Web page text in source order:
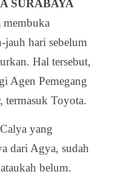
SURABAYA
membuka
jauh hari sebelum
Hal tersebut,
Agen Pemegang
Toyota.
yang
dari Agya, sudah
belum.